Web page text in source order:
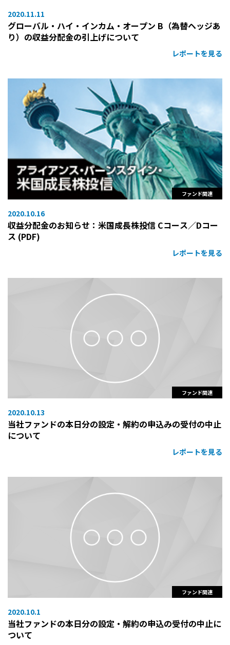
2020.11.11
グローバル・ハイ・インカム・オープン B（為替ヘッジあ
り）の収益分配金の引上げについて
レポートを見る
ファンド関連
2020.10.16
収益分配金のお知らせ：米国成長株投信 Cコース／Dコー
ス (PDF)
レポートを見る
ファンド関連
2020.10.13
当社ファンドの本日分の設定・解約の申込みの受付の中止
について
レポートを見る
ファンド関連
2020.10.1
当社ファンドの本日分の設定・解約の申込の受付の中止に
ついて